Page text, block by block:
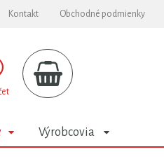
Kontakt Obchodné podmienky
Výrobcovia